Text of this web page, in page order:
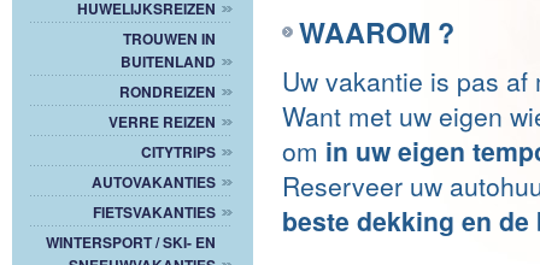
HUWELIJKSREIZEN
TROUWEN IN
BUITENLAND
RONDREIZEN
VERRE REIZEN
CITYTRIPS
AUTOVAKANTIES
FIETSVAKANTIES
WINTERSPORT / SKI- EN
WAAROM ?
Uw vakantie is pas
Want met uw eigen
om in uw eigen
Reserveer uw
beste dekking en